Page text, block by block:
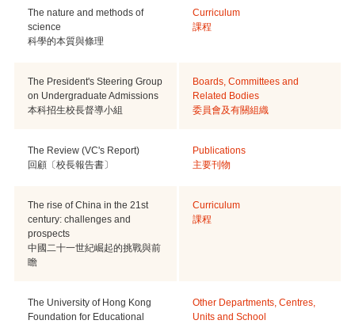
The nature and methods of
science
科學的本質與條理
Curriculum
課程
The President's Steering Group
on Undergraduate Admissions
本科招生校長督導小組
Boards, Committees and
Related Bodies
委員會及有關組織
The Review (VC's Report)
回顧〔校長報告書〕
Publications
主要刊物
The rise of China in the 21st
century: challenges and
prospects
中國二十一世紀崛起的挑戰與前
瞻
Curriculum
課程
The University of Hong Kong
Foundation for Educational
Other Departments, Centres,
Units and School